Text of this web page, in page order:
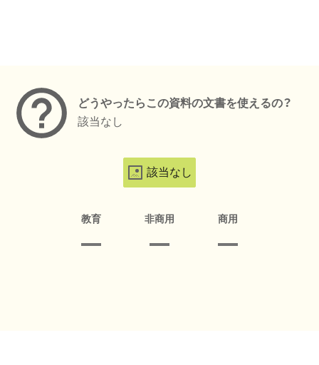
どうやったらこの資料の文書を使えるの？
該当なし
該当なし
教育 非商用 商用